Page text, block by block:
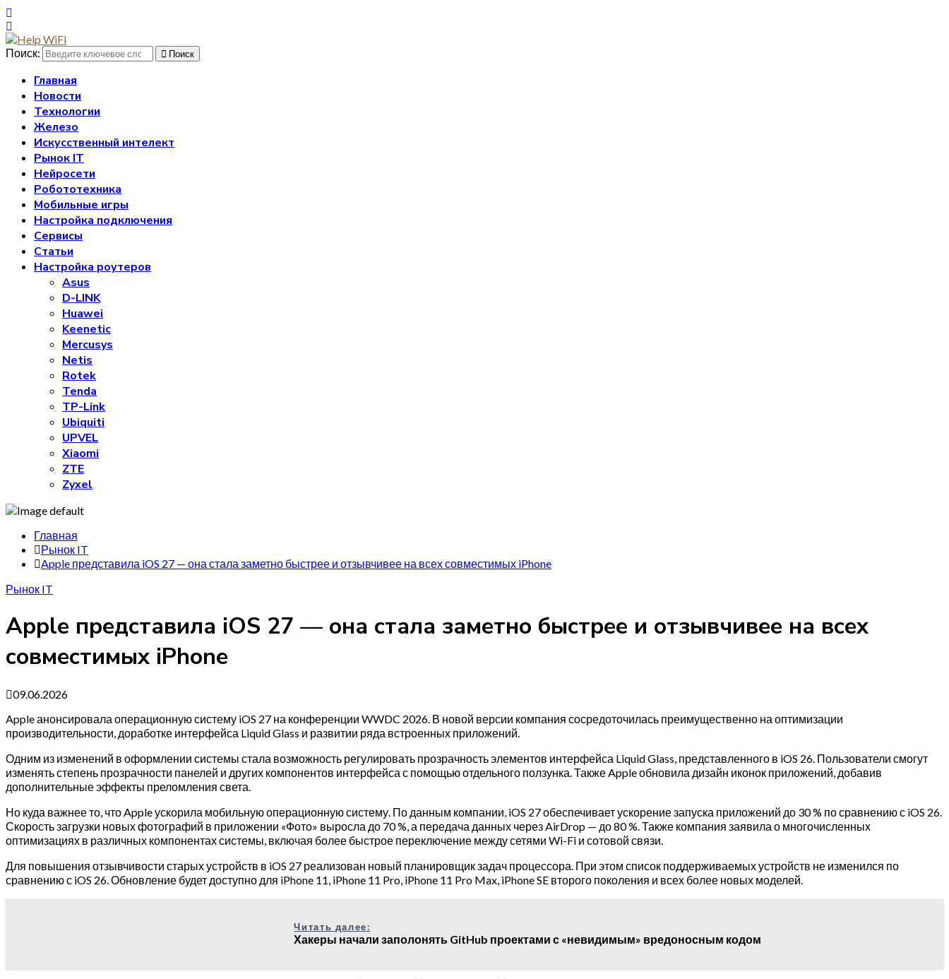
Поиск: Поиск
Главная
Новости
Технологии
Железо
Искусственный интелект
Рынок IT
Нейросети
Робототехника
Мобильные игры
Настройка подключения
Сервисы
Статьи
Настройка роутеров
Asus
D-LINK
Huawei
Keenetic
Mercusys
Netis
Rotek
Tenda
TP-Link
Ubiquiti
UPVEL
Xiaomi
ZTE
Zyxel
Главная
Рынок IT
Apple представила iOS 27 — она стала заметно быстрее и отзывчивее на всех совместимых iPhone
Рынок IT
Apple представила iOS 27 — она стала заметно быстрее и отзывчивее на всех
совместимых iPhone
09.06.2026
Apple анонсировала операционную систему iOS 27 на конференции WWDC 2026. В новой версии компания сосредоточилась преимущественно на оптимизации
производительности, доработке интерфейса Liquid Glass и развитии ряда встроенных приложений.
Одним из изменений в оформлении системы стала возможность регулировать прозрачность элементов интерфейса Liquid Glass, представленного в iOS 26. Пользователи смогут
изменять степень прозрачности панелей и других компонентов интерфейса с помощью отдельного ползунка. Также Apple обновила дизайн иконок приложений, добавив
дополнительные эффекты преломления света.
Но куда важнее то, что Apple ускорила мобильную операционную систему. По данным компании, iOS 27 обеспечивает ускорение запуска приложений до 30 % по сравнению с iOS 26.
Скорость загрузки новых фотографий в приложении «Фото» выросла до 70 %, а передача данных через AirDrop — до 80 %. Также компания заявила о многочисленных
оптимизациях в различных компонентах системы, включая более быстрое переключение между сетями Wi-Fi и сотовой связи.
Для повышения отзывчивости старых устройств в iOS 27 реализован новый планировщик задач процессора. При этом список поддерживаемых устройств не изменился по
сравнению с iOS 26. Обновление будет доступно для iPhone 11, iPhone 11 Pro, iPhone 11 Pro Max, iPhone SE второго поколения и всех более новых моделей.
Читать далее:
Хакеры начали заполонять GitHub проектами с «невидимым» вредоносным кодом